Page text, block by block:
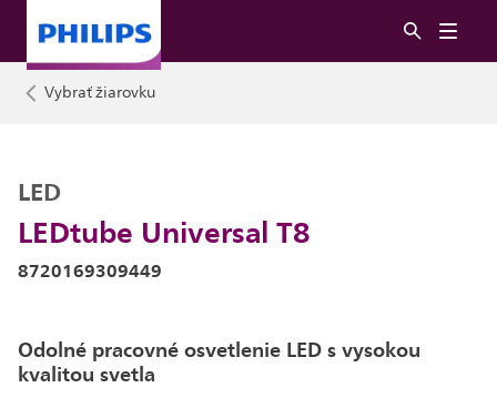
Vybrať žiarovku
LEDtube Universal T8
LED
8720169309449
Odolné pracovné osvetlenie LED s vysokou
kvalitou svetla